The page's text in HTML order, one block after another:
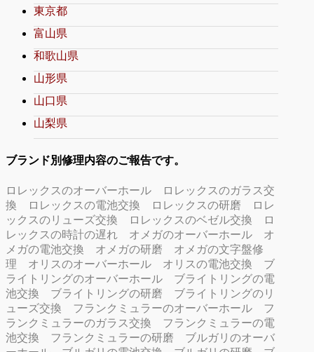
東京都
富山県
和歌山県
山形県
山口県
山梨県
ブランド別修理内容のご報告です。
ロレックスのオーバーホール
ロレックスのガラス交
換
ロレックスの電池交換 ロレックスの研磨
ロレ
ックスのリューズ交換
ロレックスのベゼル交換
ロ
レックスの時計の遅れ
オメガのオーバーホール
オ
メガの電池交換
オメガの研磨
オメガの文字盤修
理
オリスのオーバーホール オリスの電池交換
ブ
ライトリングのオーバーホール
ブライトリングの電
池交換
ブライトリングの研磨
ブライトリングのリ
ューズ交換
フランクミュラーのオーバーホール
フ
ランクミュラーのガラス交換
フランクミュラーの電
池交換
フランクミュラーの研磨
ブルガリのオーバ